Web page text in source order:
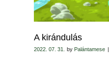
A kirándulás
2022. 07. 31. by Palántamese